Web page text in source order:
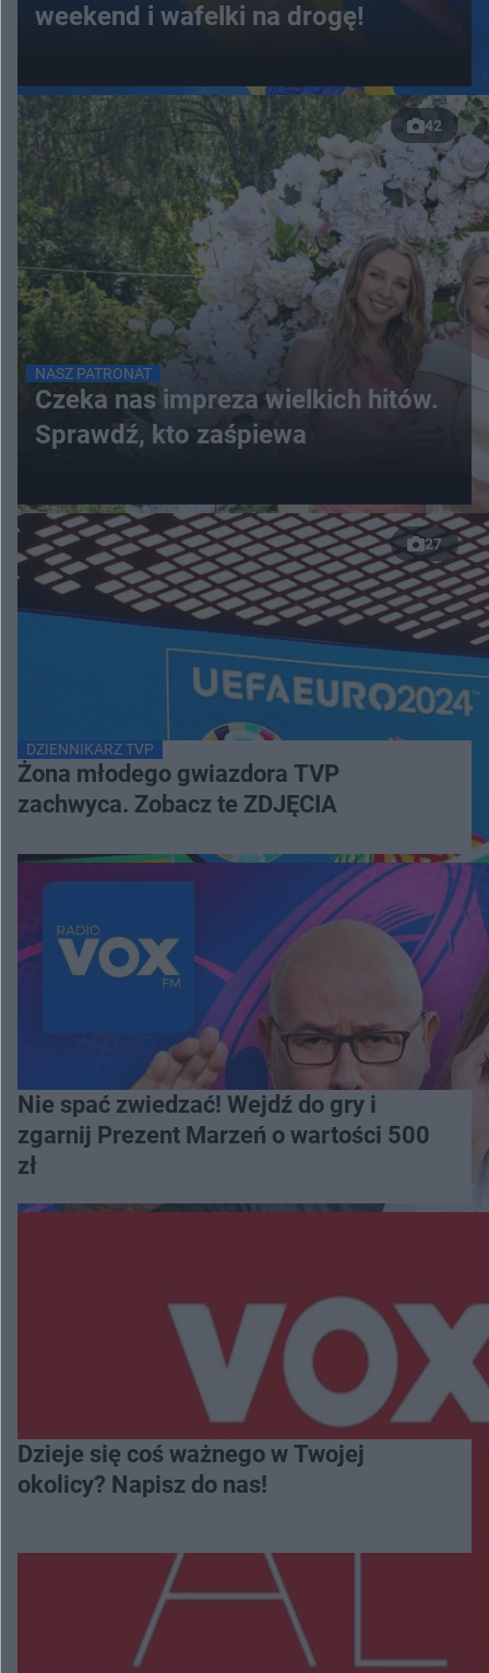
weekend i wafelki na drogę!
42
NASZ PATRONAT
Czeka nas impreza wielkich hitów.
Sprawdź, kto zaśpiewa
27
DZIENNIKARZ TVP
Żona młodego gwiazdora TVP
zachwyca. Zobacz te ZDJĘCIA
Nie spać zwiedzać! Wejdź do gry i
zgarnij Prezent Marzeń o wartości 500
zł
Dzieje się coś ważnego w Twojej
okolicy? Napisz do nas!
Więcej